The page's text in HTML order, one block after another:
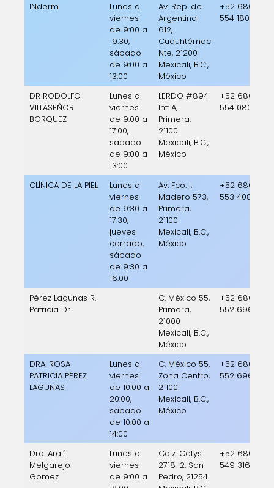
INderm
Lunes a
viernes
de 9:00 a
19:30,
sábado
de 9:00 a
13:00
Av. Rep. de
Argentina
612,
Cuauhtémoc
Nte, 21200
Mexicali, B.C.,
México
+52 686
554 1801
DR RODOLFO
VILLASEÑOR
BORQUEZ
Lunes a
viernes
de 9:00 a
17:00,
sábado
de 9:00 a
13:00
LERDO #894
Int: A,
Primera,
21100
Mexicali, B.C.,
México
+52 686
554 0802
CLÍNICA DE LA PIEL
Lunes a
viernes
de 9:30 a
17:30,
jueves
cerrado,
sábado
de 9:30 a
16:00
Av. Fco. I.
Madero 573,
Primera,
21100
Mexicali, B.C.,
México
+52 686
553 4089
Pérez Lagunas R.
Patricia Dr.
C. México 55,
Primera,
21000
Mexicali, B.C.,
México
+52 686
552 6966
DRA. ROSA
PATRICIA PÉREZ
LAGUNAS
Lunes a
viernes
de 10:00 a
20:00,
sábado
de 10:00 a
14:00
C. México 55,
Zona Centro,
21100
Mexicali, B.C.,
México
+52 686
552 6966
Dra. Aralí
Melgarejo
Gomez
Lunes a
viernes
de 9:00 a
Calz. Cetys
2718-2, San
Pedro, 21254
+52 686
549 3160